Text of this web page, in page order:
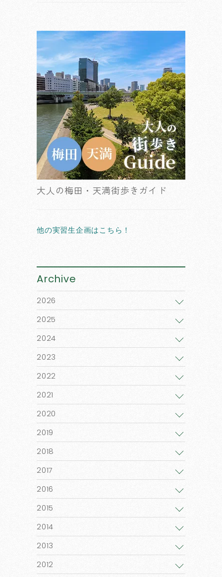
大人の梅田・天満街歩きガイド
他の実習生企画はこちら！
Archive
2026
2025
2024
2023
2022
2021
2020
2019
2018
2017
2016
2015
2014
2013
2012